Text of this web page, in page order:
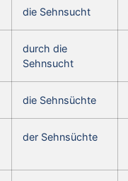
die Sehnsucht
durch die
Sehnsucht
die Sehnsüchte
der Sehnsüchte